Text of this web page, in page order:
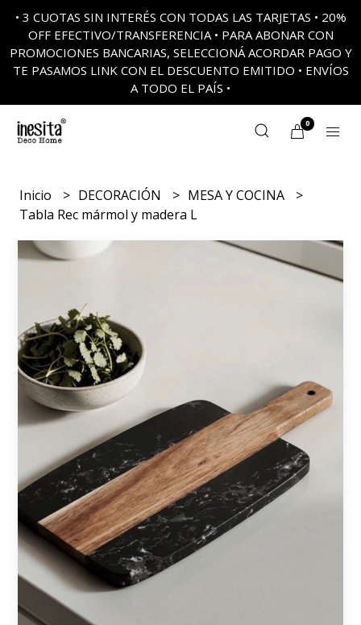
• 3 CUOTAS SIN INTERÉS CON TODAS LAS TARJETAS • 20%
OFF EFECTIVO/TRANSFERENCIA • PARA ABONAR CON
PROMOCIONES BANCARIAS, SELECCIONÁ ACORDAR PAGO Y
TE PASAMOS LINK CON EL DESCUENTO EMITIDO • ENVÍOS
A TODO EL PAÍS •
0
Inicio DECORACIÓN
MESA Y COCINA
Tabla Rec mármol y madera L